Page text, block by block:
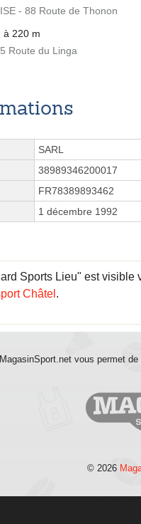
- 88 Route de Thonon
à 220 m
Route du Linga
SARL
38989346200017
FR78389893462
1 décembre 1992
Sports Lieu" est visible
Châtel .
MagasinSport.net vous permet
© 2026